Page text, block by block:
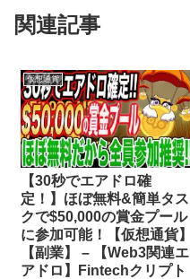
関連記事
仮想通貨
【30秒でエアドロ確
定！】ほぼ無料&簡単タス
クで$50,000の賞金プール
に参加可能！【仮想通貨】
【副業】 – 【Web3関連エ
アドロ】Fintechクリプト